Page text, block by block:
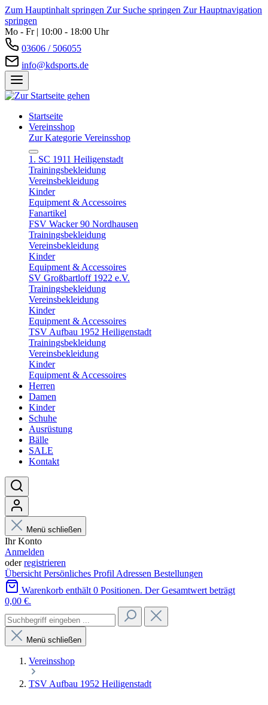
Zum Hauptinhalt springen Zur Suche springen Zur Hauptnavigation
springen
Mo - Fr | 10:00 - 18:00 Uhr
03606 / 506055
info@kdsports.de
Startseite
Vereinsshop
Zur Kategorie Vereinsshop
1. SC 1911 Heiligenstadt
Trainingsbekleidung
Vereinsbekleidung
Kinder
Equipment & Accessoires
Fanartikel
FSV Wacker 90 Nordhausen
Trainingsbekleidung
Vereinsbekleidung
Kinder
Equipment & Accessoires
SV Großbartloff 1922 e.V.
Trainingsbekleidung
Vereinsbekleidung
Kinder
Equipment & Accessoires
TSV Aufbau 1952 Heiligenstadt
Trainingsbekleidung
Vereinsbekleidung
Kinder
Equipment & Accessoires
Herren
Damen
Kinder
Schuhe
Ausrüstung
Bälle
SALE
Kontakt
Menü schließen
Ihr Konto
Anmelden
oderregistrieren
Übersicht Persönliches Profil Adressen Bestellungen
Warenkorb enthält 0 Positionen. Der Gesamtwert beträgt
0,00 €.
Menü schließen
Vereinsshop
TSV Aufbau 1952 Heiligenstadt